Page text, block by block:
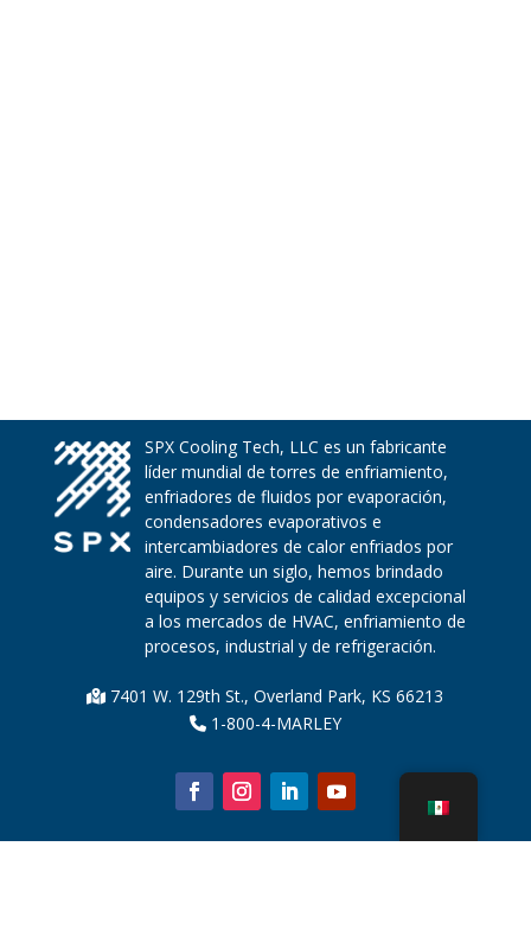
SPX Cooling Tech, LLC es un fabricante
líder mundial de torres de enfriamiento,
enfriadores de fluidos por evaporación,
condensadores evaporativos e
intercambiadores de calor enfriados por
aire. Durante un siglo, hemos brindado
equipos y servicios de calidad excepcional
a los mercados de HVAC, enfriamiento de
procesos, industrial y de refrigeración.
7401 W. 129th St., Overland Park, KS 66213
1-800-4-MARLEY